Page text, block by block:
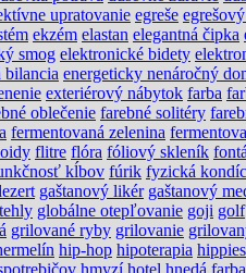
upratovanie egreše
ekzém elastan elegantná čipka
smog elektronické bidety
bilancia energeticky nenáročný
exteriérový nábytok farba
oblečenie farebné solitéry
fermentovaná zelenina
flitre flóra fóliový skleník
kĺbov fúrik fyzická
gaštanový likér gaštanový
globálne otepľovanie goji golf
grilované ryby grilovanie
hip-hop hipoterapia hippies